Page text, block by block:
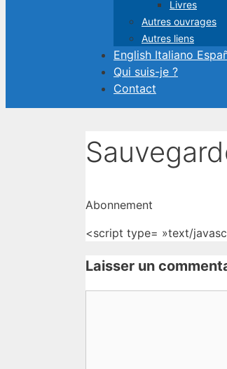
Livres
Autres ouvrages
Autres liens
English Italiano
Qui suis-je ?
Contact
Abonnement
<script type= »text/
Laisser un